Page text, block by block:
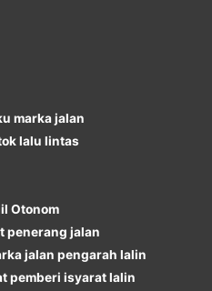
marka jalan
lalu lintas
Otonom
penerang jalan
jalan pengarah lalin
pemberi isyarat lalin